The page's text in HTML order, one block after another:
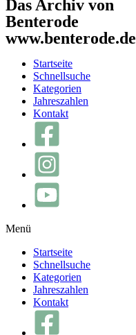
Das Archiv von
Benterode
www.benterode.de
Startseite
Schnellsuche
Kategorien
Jahreszahlen
Kontakt
Menü
Startseite
Schnellsuche
Kategorien
Jahreszahlen
Kontakt